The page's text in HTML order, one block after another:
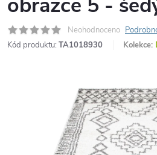
Neohodnoceno
Kód produktu: TA1018930 Kolekce: